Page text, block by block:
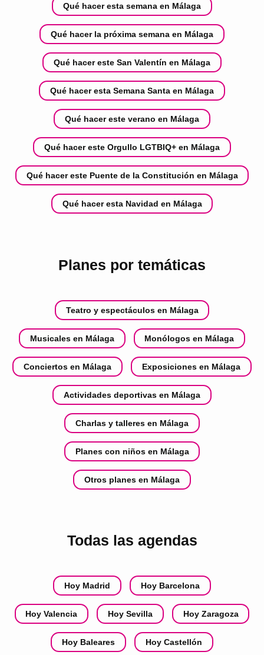
Qué hacer esta semana en Málaga
Qué hacer la próxima semana en Málaga
Qué hacer este San Valentín en Málaga
Qué hacer esta Semana Santa en Málaga
Qué hacer este verano en Málaga
Qué hacer este Orgullo LGTBIQ+ en Málaga
Qué hacer este Puente de la Constitución en Málaga
Qué hacer esta Navidad en Málaga
Planes por temáticas
Teatro y espectáculos en Málaga
Musicales en Málaga Monólogos en Málaga
Conciertos en Málaga Exposiciones en Málaga
Actividades deportivas en Málaga
Charlas y talleres en Málaga
Planes con niños en Málaga
Otros planes en Málaga
Todas las agendas
Hoy Madrid Hoy Barcelona
Hoy Valencia Hoy Sevilla Hoy Zaragoza
Hoy Baleares Hoy Castellón